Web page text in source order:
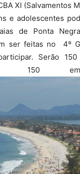
XI (Salvamentos
e adolescentes
de Ponta
ser feitas no 4º
Serão
150 em